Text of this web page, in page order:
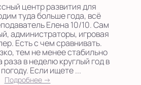
центр развития для
туда больше года, всё
Елена 10/10. Сам
администраторы, игровая
Есть с чем сравнивать.
тем не менее стабильно
раза в неделю круглый год в
Если ищете ...
Подробнее →